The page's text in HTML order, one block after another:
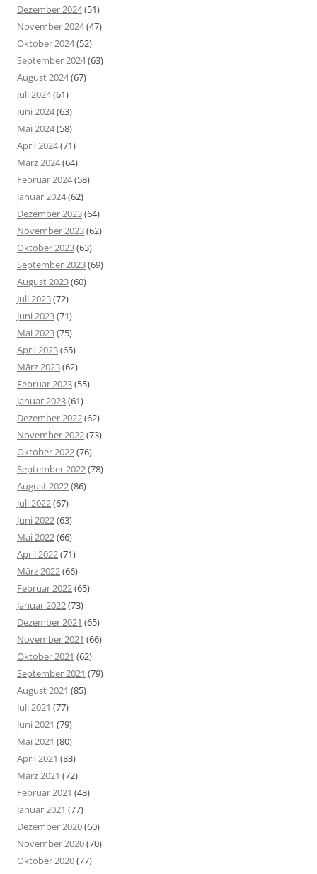
Dezember 2024(51)
November 2024(47)
Oktober 2024(52)
September 2024(63)
August 2024(67)
Juli 2024(61)
Juni 2024(63)
Mai 2024(58)
April 2024(71)
März 2024(64)
Februar 2024(58)
Januar 2024(62)
Dezember 2023(64)
November 2023(62)
Oktober 2023(63)
September 2023(69)
August 2023(60)
Juli 2023(72)
Juni 2023(71)
Mai 2023(75)
April 2023(65)
März 2023(62)
Februar 2023(55)
Januar 2023(61)
Dezember 2022(62)
November 2022(73)
Oktober 2022(76)
September 2022(78)
August 2022(86)
Juli 2022(67)
Juni 2022(63)
Mai 2022(66)
April 2022(71)
März 2022(66)
Februar 2022(65)
Januar 2022(73)
Dezember 2021 (65)
November 2021 (66)
Oktober 2021 (62)
September 2021 (79)
August 2021 (85)
Juli 2021 (77)
Juni 2021 (79)
Mai 2021 (80)
April 2021 (83)
März 2021 (72)
Februar 2021 (48)
Januar 2021 (77)
Dezember 2020(60)
November 2020(70)
Oktober 2020(77)